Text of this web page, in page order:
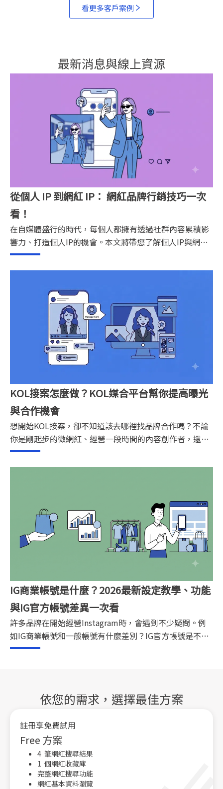
看更多客戶案例
最新消息與線上資源​
從個人 IP 到網紅 IP： 網紅品牌行銷技巧一次
看！
在自媒體盛行的時代，每個人都擁有透過社群內容累積影
響力、打造個人IP的機會。本文將帶您了解個人IP與網紅
IP的差異、如何經營個人IP、網紅品牌轉型策略，以及如
何透過數據分析與行銷工具，提升網紅品牌影響力與變現
KOL接案怎麼做？KOL媒合平台幫你提高曝光
與合作機會
想開始KOL接案，卻不知道該去哪裡找品牌合作嗎？不論
你是剛起步的微網紅、經營一段時間的內容創作者，還是
已經有穩定粉絲的KOL，接案方式大致可分為主動開發與
被動邀約兩種。若想提高合作機會，除了經營好社群內
IG商業帳號是什麼？2026最新設定教學、功能
與IG官方帳號差異一次看
許多品牌在開始經營Instagram時，會遇到不少疑問。例
如IG商業帳號和一般帳號有什麼差別？IG官方帳號是不是
另一種帳號類型？商業帳號需要付費嗎？設定完成後，又
依您的需求，選擇最佳方案
註冊享免費試用
Free 方案
4 筆網紅搜尋結果
1 個網紅收藏庫
完整網紅搜尋功能
網紅基本資料瀏覽